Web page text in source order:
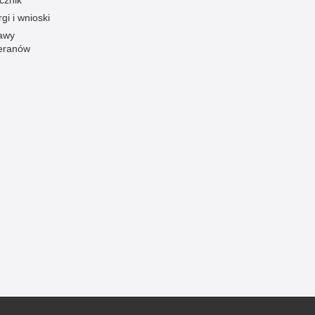
i odważni
publiczna
i wnioski